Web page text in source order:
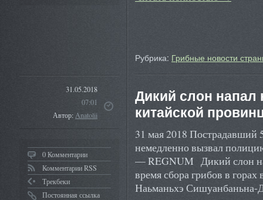
Рубрика: Грибные новости
31.05.2018
07:01
Автор:Anatolii
0 Комментарии
Комментарии RSS
Трекбеки
Постоянная ссылка
Дикий слон напал
китайской
31 мая 2018
немедленно вызвал
— REGNUM Дикий слон
время сбора грибов в
Наьманьхэ